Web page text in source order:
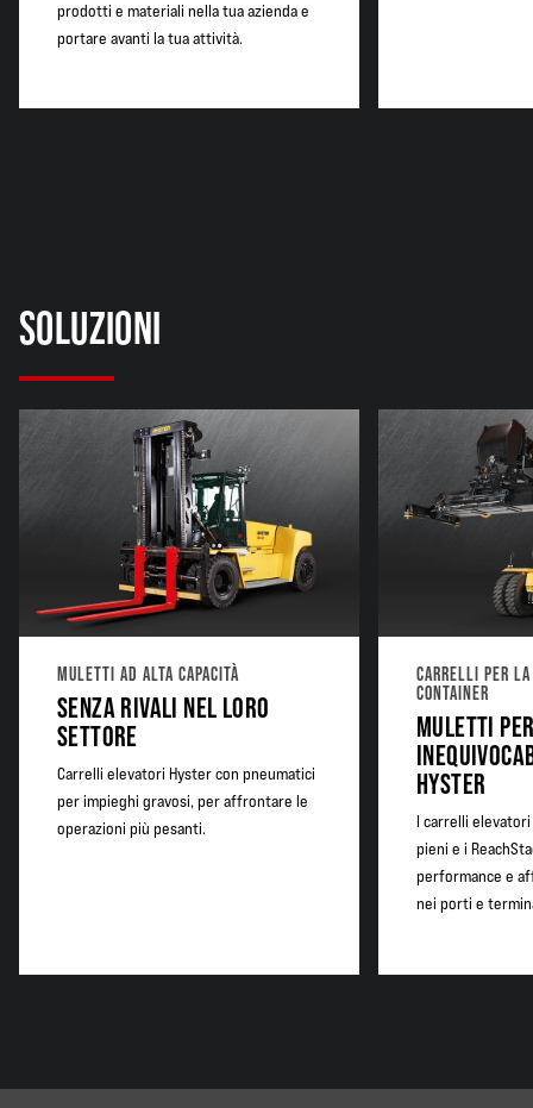
prodotti e materiali nella tua azienda e
portare avanti la tua attività.
SOLUZIONI
MULETTI AD ALTA CAPACITÀ
SENZA RIVALI NEL LORO
SETTORE
Carrelli elevatori Hyster con pneumatici
per impieghi gravosi, per affrontare le
operazioni più pesanti.
CARRELLI PER
CONTAINER
MULETTI
HYSTER
I carrelli
pieni e i
performance e
nei porti e